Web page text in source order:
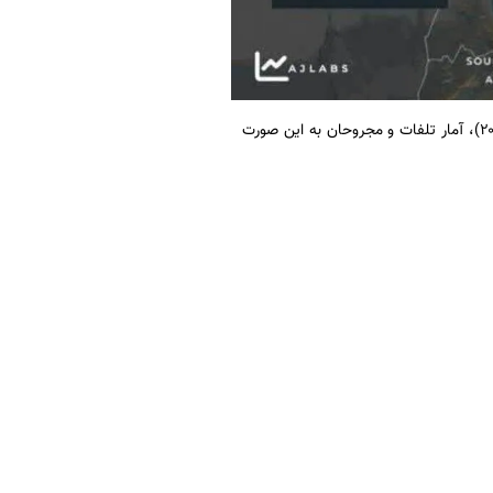
به نقل از ایسنا، براساس اطلاعات این اینفوگرافیک(از ۲۸ فوریه تا ۷ آوریل ۲۰۲۶)، آمار تلفات و مجروحان به این صورت